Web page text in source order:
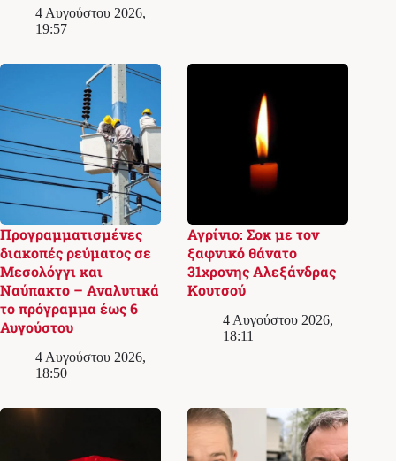
4 Αυγούστου 2026,
19:57
Προγραμματισμένες
διακοπές ρεύματος σε
Μεσολόγγι και
Ναύπακτο – Αναλυτικά
το πρόγραμμα έως 6
Αυγούστου
4 Αυγούστου 2026,
18:50
Αγρίνιο: Σοκ με τον
ξαφνικό θάνατο
31χρονης Αλεξάνδρας
Κουτσού
4 Αυγούστου 2026,
18:11